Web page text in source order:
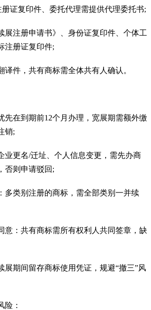
证复印件、委托代理需提供代理委托书;
展注册申请书》、身份证复印件、个体工
注册证复印件;
译件，共有商标需全体共有人确认。
先在到期前12个月办理，宽展期需额外缴
销;
业更名/迁址、个人信息变更，需先办商
否则申请驳回;
多类别注册的商标，需全部类别一并续
意：共有商标需所有权利人共同签章，缺
展期间留存商标使用凭证，规避“撤三”风
险：